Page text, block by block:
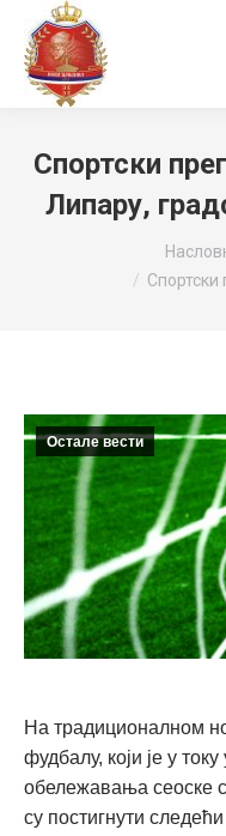
Спортски
Липару,
Спортски
Остале вести
На традиционалном
фудбалу, који је у
обележавања сеоске
су постигнути